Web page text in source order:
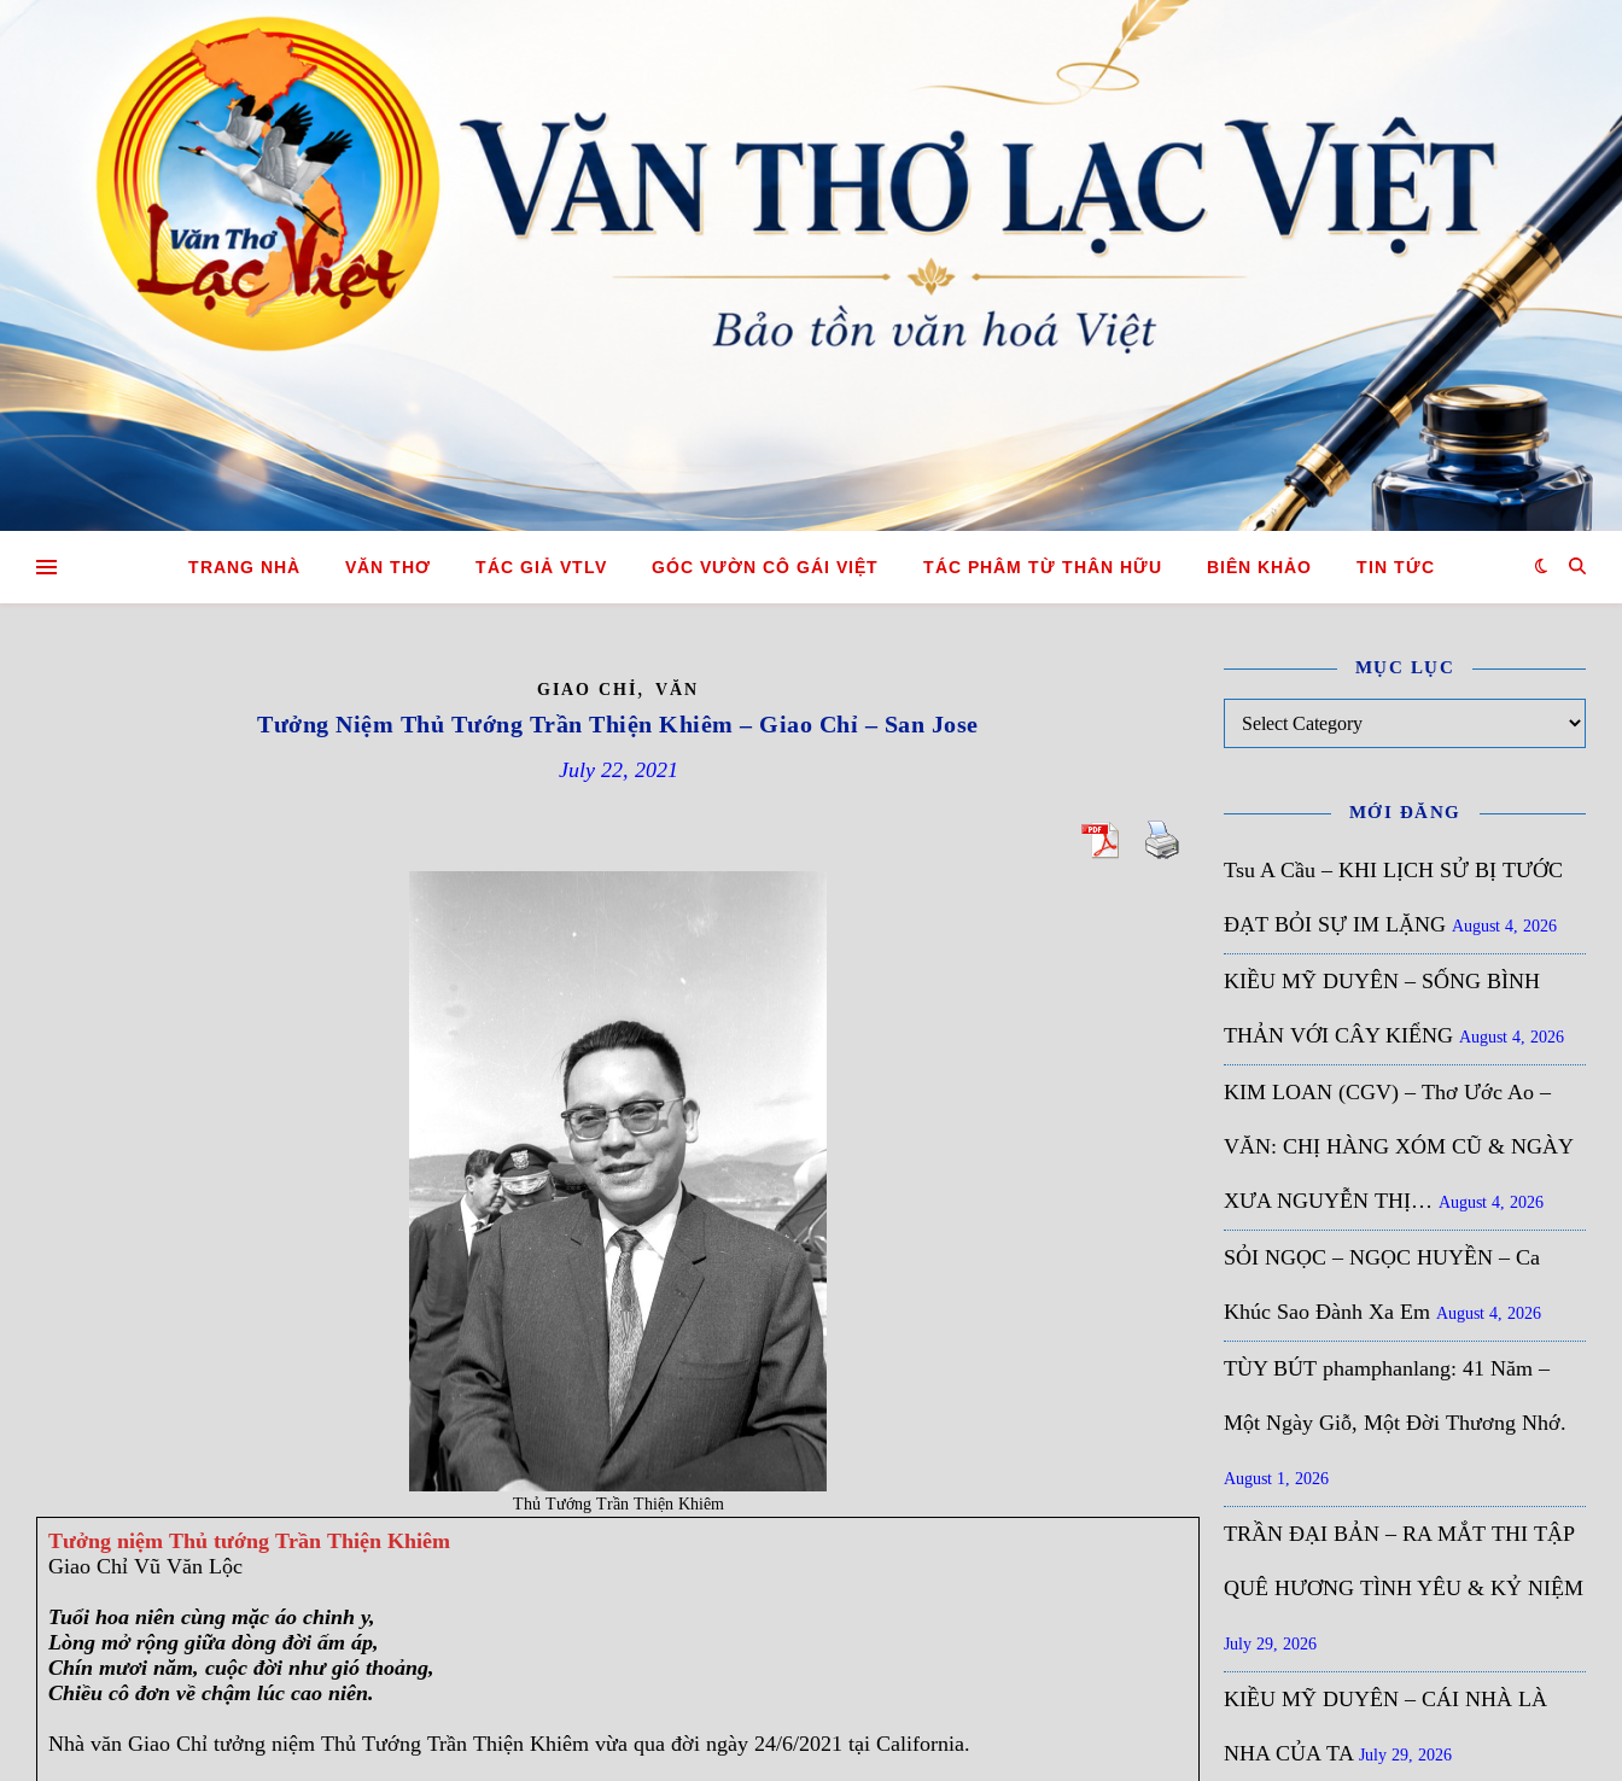
TRANG NHÀ VĂN THƠ TÁC GIẢ VTLV GÓC VƯỜN CÔ GÁI VIỆT TÁC PHÂM TỪ THÂN HỮU BIÊN KHẢO TIN TỨC
GIAO CHỈ , VĂN
Tưởng Niệm Thủ Tướng Trần Thiện Khiêm – Giao Chỉ – San Jose
July 22, 2021
Thủ Tướng Trần Thiện Khiêm
Tưởng niệm Thủ tướng Trần Thiện Khiêm
Giao Chỉ Vũ Văn Lộc
Tuổi hoa niên cùng mặc áo chinh y,
Lòng mở rộng giữa dòng đời ấm áp,
Chín mươi năm, cuộc đời như gió thoảng,
Chiều cô đơn về chậm lúc cao niên.
Nhà văn Giao Chỉ tưởng niệm Thủ Tướng Trần Thiện Khiêm vừa qua đời ngày 24/6/2021 tại California.
MỤC LỤC
MỚI ĐĂNG
Tsu A Cầu – KHI LỊCH SỬ BỊ TƯỚC
ĐẠT BỎI SỰ IM LẶNG August 4, 2026
KIỀU MỸ DUYÊN – SỐNG BÌNH
THẢN VỚI CÂY KIỂNG August 4, 2026
KIM LOAN (CGV) – Thơ Ước Ao –
VĂN: CHỊ HÀNG XÓM CŨ & NGÀY
XƯA NGUYỄN THỊ… August 4, 2026
SỎI NGỌC – NGỌC HUYỀN – Ca
Khúc Sao Đành Xa Em August 4, 2026
TÙY BÚT phamphanlang: 41 Năm –
Một Ngày Giỗ, Một Đời Thương Nhớ.
August 1, 2026
TRẦN ĐẠI BẢN – RA MẮT THI TẬP
QUÊ HƯƠNG TÌNH YÊU & KỶ NIỆM
July 29, 2026
KIỀU MỸ DUYÊN – CÁI NHÀ LÀ
NHA CỦA TA July 29, 2026